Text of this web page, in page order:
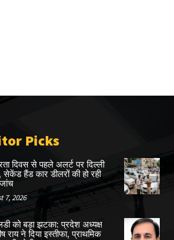
Picks
दिवस से पहले अलर्ट पर दिल्ली
हैंड कार डीलरों की हो रही
7, 2026
को बड़ा झटका: प्रदेश अध्यक्ष
राय ने दिया इस्तीफा, प्राथमिक